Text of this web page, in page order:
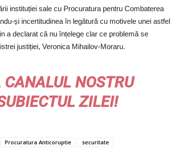
instituției sale cu Procuratura pentru Combaterea
și incertitudinea în legătură cu motivele unei astfel
a declarat că nu înțelege clar ce problemă se
justiției, Veronica Mihailov-Moraru.
NOSTRU
ZILEI!
Procuratura Anticoruptie securitate